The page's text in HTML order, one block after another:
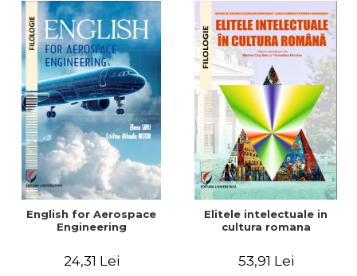
English for Aerospace
Engineering
24,31 Lei
Elitele intelectuale in
cultura romana
53,91 Lei